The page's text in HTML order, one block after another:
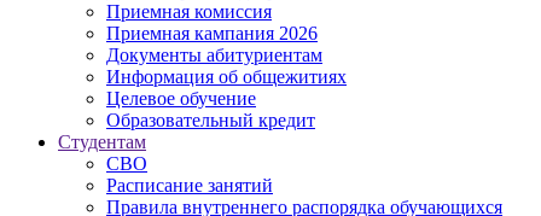
Приемная комиссия
Приемная кампания 2026
Дoкументы абитуриентам
Информация об общежитиях
Целевое обучение
Образовательный кредит
Студентам
СВО
Расписание занятий
Правила внутреннего распорядка обучающихся